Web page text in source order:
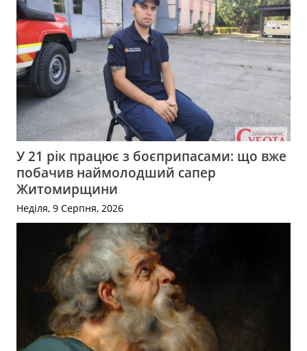
У 21 рік працює з боєприпасами: що вже
побачив наймолодший сапер
Житомирщини
Неділя, 9 Серпня, 2026